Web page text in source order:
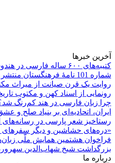
آخرین خبرها
کتیبه‌های ۶۰۰ ساله فارسی در هندوستان
شماره 101 نامۀ فرهنگستان منتشر شد
روایت یک قرن صیانت از میراث
رونمایی از اسناد کهن و مکتوب
چرا زبان فارسی در هند کم‌رنگ
ایران، اتحادیه‌ای بر بنیاد صلح و
رستاخیز شعر پارسی در رسانه‌های
«دره‌های حشاشین و دیگر سفرهای
فراخوان هشتمین همایش ملّی
بزرگداشت شیخ شهاب‌الدین
درباره ما